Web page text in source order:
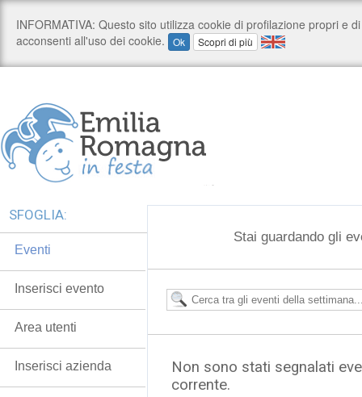
Stai guardando gli
Non sono stati segnalati
corrente.
SFOGLIA:
Eventi
Inserisci evento
Area utenti
Inserisci azienda